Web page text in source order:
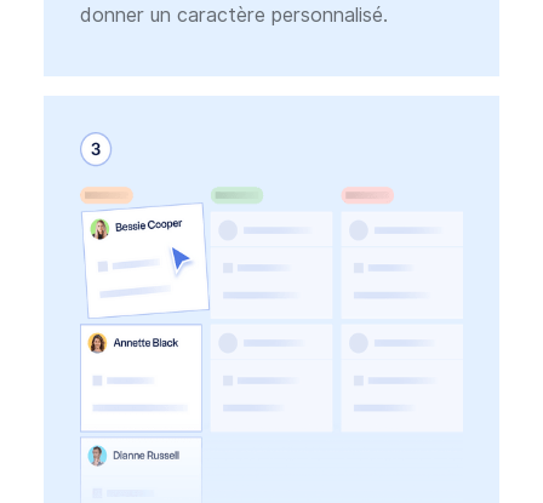
donner un caractère personnalisé.